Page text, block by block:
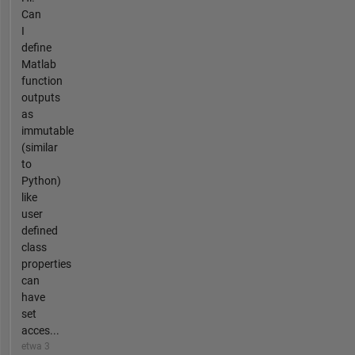
Can
I
define
Matlab
function
outputs
as
immutable
(similar
to
Python)
like
user
defined
class
properties
can
have
set
acces...
etwa 3